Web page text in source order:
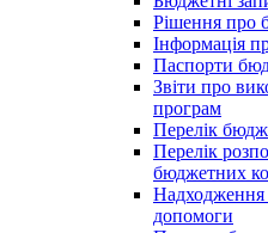
Рішення про
Інформація
Паспорти
Звіти про
програм
Перелік
Перелік
бюджетних
Надходження
допомоги